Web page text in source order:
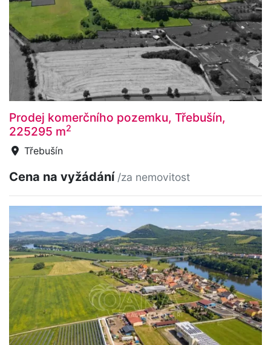
Prodej komerčního pozemku, Třebušín,
225295 m2
Třebušín
Cena na vyžádání /za nemovitost